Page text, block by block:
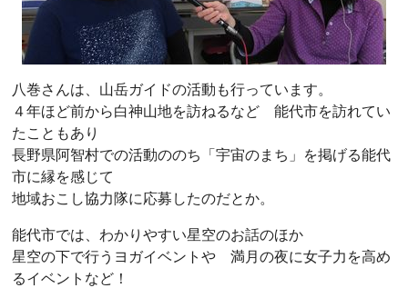
八巻さんは、山岳ガイドの活動も行っています。
４年ほど前から白神山地を訪ねるなど 能代市を訪れてい
たこともあり
長野県阿智村での活動ののち「宇宙のまち」を掲げる能代
市に縁を感じて
地域おこし協力隊に応募したのだとか。
能代市では、わかりやすい星空のお話のほか
星空の下で行うヨガイベントや 満月の夜に女子力を高め
るイベントなど！